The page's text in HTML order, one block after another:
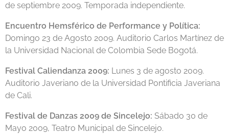
de septiembre 2009. Temporada independiente.
Encuentro Hemsférico de Performance y Política:
Domingo 23 de Agosto 2009. Auditorio Carlos Martínez de
la Universidad Nacional de Colombia Sede Bogotá.
Festival Caliendanza 2009: Lunes 3 de agosto 2009.
Auditorio Javeriano de la Universidad Pontificia Javeriana
de Cali.
Festival de Danzas 2009 de Sincelejo: Sábado 30 de
Mayo 2009, Teatro Municipal de Sincelejo.